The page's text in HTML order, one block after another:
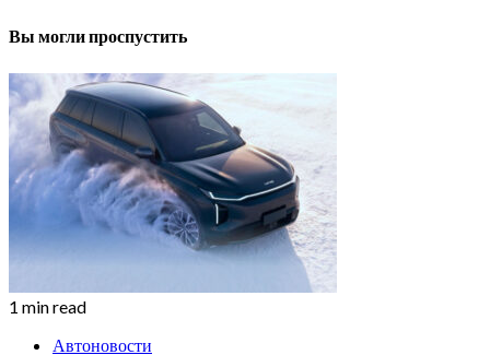
Вы могли проспустить
1 min read
Автоновости